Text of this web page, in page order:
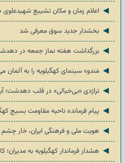
◄ اعلام زمان و مکان تشییع شهیدعلوی
◄ بخشدار جدید سوق معرفی شد
◄ بزرگداشت هفته نماز جمعه در دهدشت با اجرای ۲۰
◄ مَندو» سینمای کهگیلویه را به آلمان
◄ تراژدی «بی‌خیالی» در قلب دهدشت؛
◄ پیام فرمانده ناحیه مقاومت بسیج
◄ هویت ملی و فرهنگی ایران، خار
◄ هشدار فرماندار کهگیلویه به